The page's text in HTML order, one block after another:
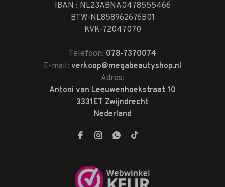
IBAN : NL23ABNA0478555466
BTW-NL858962676B01
KVK-72047070
Telefoon: 078-7370074
E-mail: verkoop@megabeautyshop.nl
Adres:
Antoni van Leeuwenhoekstraat 10
3331ET Zwijndrecht
Nederland